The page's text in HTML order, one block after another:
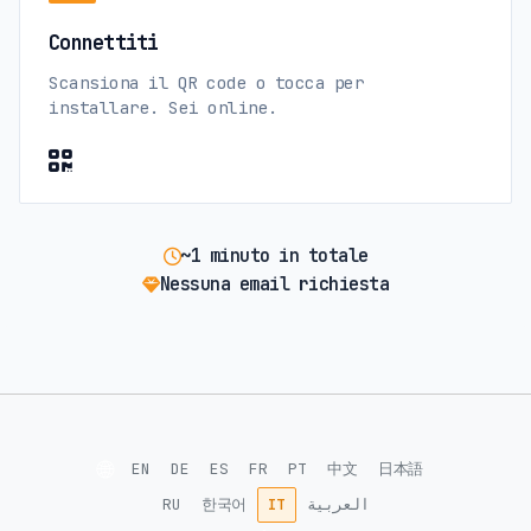
Connettiti
Scansiona il QR code o tocca per
installare. Sei online.
~1 minuto in totale
Nessuna email richiesta
EN DE ES FR PT 中文
日本語
RU
한국어 IT العربية